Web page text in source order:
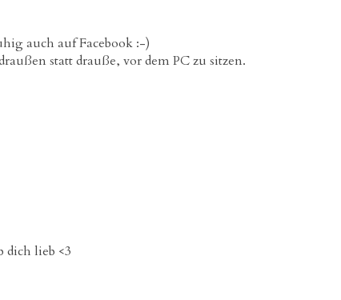
auch auf Facebook :-)
statt drauße, vor dem PC zu sitzen.
dich lieb <3